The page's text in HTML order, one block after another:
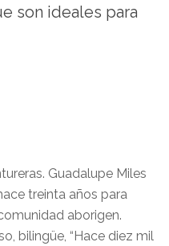
son ideales para
Guadalupe Miles
treinta años para
aborigen.
bilingüe, “Hace diez mil